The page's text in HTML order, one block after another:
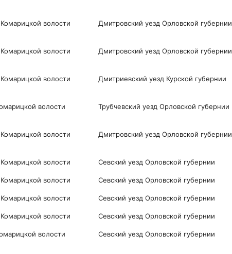
волости Дмитровский уезд Орловской губернии
волости Дмитровский уезд Орловской губернии
волости Дмитриевский уезд Курской губернии
волости Трубчевский уезд Орловской губернии
волости Дмитровский уезд Орловской губернии
волости Севский уезд Орловской губернии
волости Севский уезд Орловской губернии
волости Севский уезд Орловской губернии
волости Севский уезд Орловской губернии
волости Севский уезд Орловской губернии